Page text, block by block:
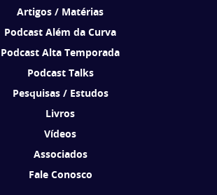
Artigos / Matérias
Podcast Além da Curva
Podcast Alta Temporada
Podcast Talks
Pesquisas / Estudos
Livros
Vídeos
Associados
Fale Conosco